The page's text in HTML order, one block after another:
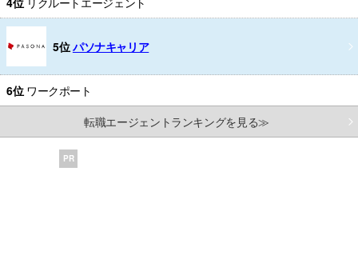
5位パソナキャリア
6位 ワークポート
転職エージェントランキングを見る≫
PR